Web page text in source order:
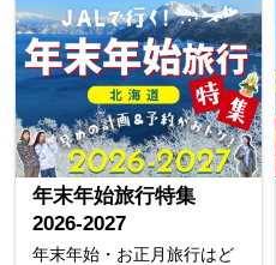
年末年始旅行特集
2026-2027
年末年始・お正月旅行はど